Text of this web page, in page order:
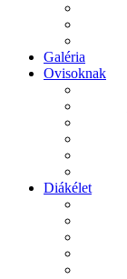
Galéria
Ovisoknak
Diákélet